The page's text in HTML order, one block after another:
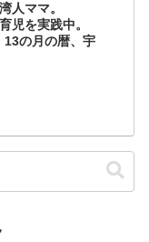
人ママ。
児を実践中。
13の月の暦、宇